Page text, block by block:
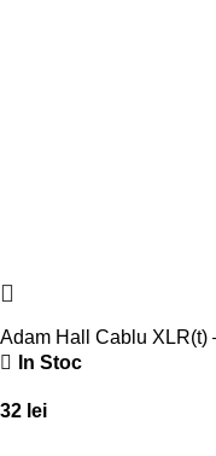
Adam Hall Cablu XLR(t)
In Stoc
32 lei